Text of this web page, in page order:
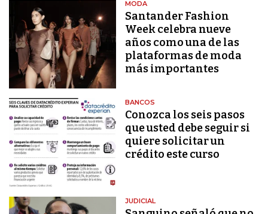
MODA
Santander Fashion
Week celebra nueve
años como una de las
plataformas de moda
más importantes
BANCOS
Conozca los seis pasos
que usted debe seguir si
quiere solicitar un
crédito este curso
JUDICIAL